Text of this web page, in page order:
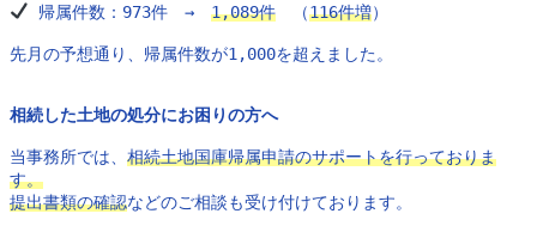
帰属件数 ：973件　→ 1,089件 （116件増）
先月の予想通り、帰属件数が1,000を超えました。
相続した土地の処分にお困りの方へ
当事務所では、 相続土地国庫帰属申請のサポートを行っておりま
す。
提出書類の確認などのご相談も受け付けております。